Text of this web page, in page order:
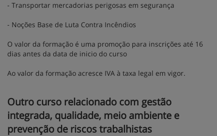
- Transportar mercadorias perigosas em segurança
- Noções Base de Luta Contra Incêndios
O valor da formação é uma promoção para inscrições até 16
dias antes da data de inicio do curso
Ao valor da formação acresce IVA à taxa legal em vigor.
Outro curso relacionado com gestão
integrada, qualidade, meio ambiente e
prevenção de riscos trabalhistas